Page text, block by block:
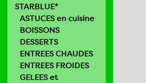
STARBLUE*
ASTUCES en cuisine
BOISSONS
DESSERTS
ENTREES CHAUDES
ENTREES FROIDES
GELEES et